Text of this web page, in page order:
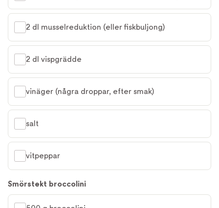
2 dl musselreduktion (eller fiskbuljong)
2 dl vispgrädde
vinäger (några droppar, efter smak)
salt
vitpeppar
Smörstekt broccolini